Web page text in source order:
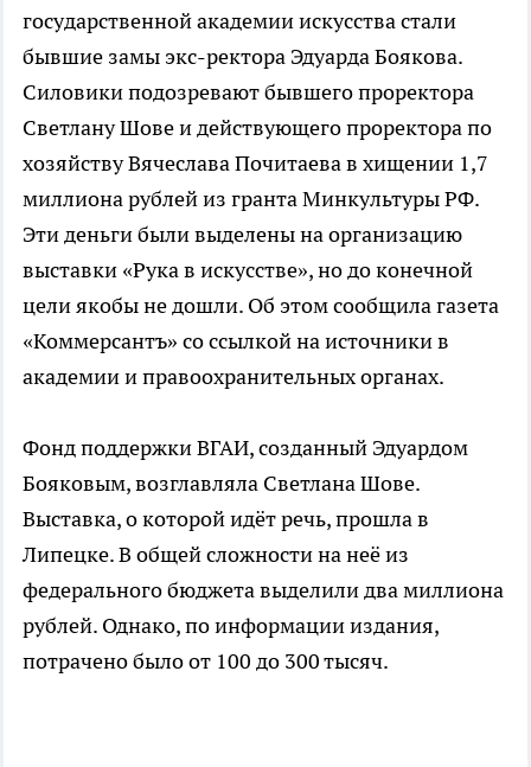
государственной академии искусства стали
бывшие замы экс-ректора Эдуарда Боякова.
Силовики подозревают бывшего проректора
Светлану Шове и действующего проректора по
хозяйству Вячеслава Почитаева в хищении 1,7
миллиона рублей из гранта Минкультуры РФ.
Эти деньги были выделены на организацию
выставки «Рука в искусстве», но до конечной
цели якобы не дошли. Об этом сообщила газета
«Коммерсантъ» со ссылкой на источники в
академии и правоохранительных органах.
Фонд поддержки ВГАИ, созданный Эдуардом
Бояковым, возглавляла Светлана Шове.
Выставка, о которой идёт речь, прошла в
Липецке. В общей сложности на неё из
федерального бюджета выделили два миллиона
рублей. Однако, по информации издания,
потрачено было от 100 до 300 тысяч.